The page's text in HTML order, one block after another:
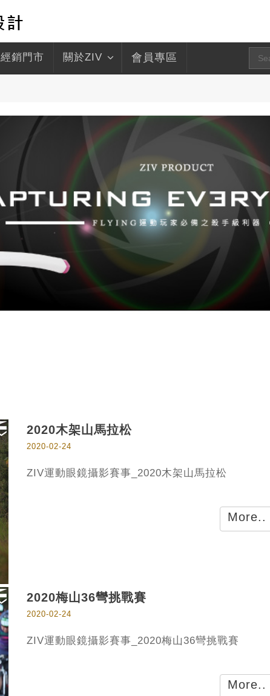
經銷門市 關於ZIV 會員專區
2020木架山馬拉松
2020-02-24
ZIV運動眼鏡攝影賽事_2020木架山馬拉松
More..
2020梅山36彎挑戰賽
2020-02-24
ZIV運動眼鏡攝影賽事_2020梅山36彎挑戰賽
More..